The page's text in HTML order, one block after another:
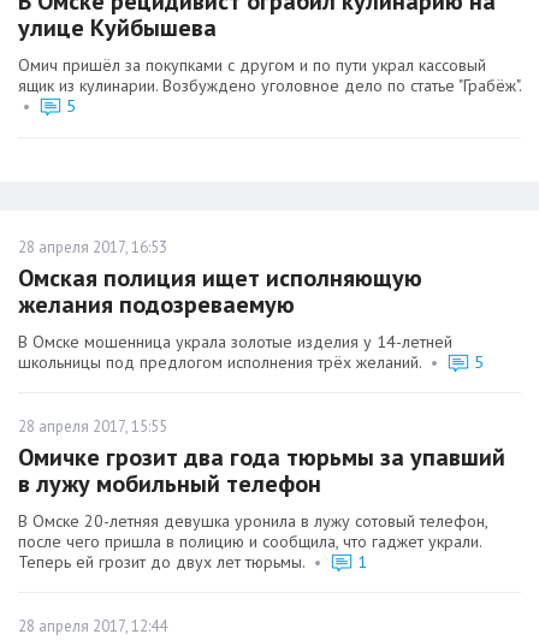
улице Куйбышева
Омич пришёл за покупками с другом и по пути украл кассовый
ящик из кулинарии. Возбуждено уголовное дело по статье "Грабёж".
•
5
28 апреля 2017, 16:53
Омская полиция ищет исполняющую
желания подозреваемую
В Омске мошенница украла золотые изделия у 14-летней
школьницы под предлогом исполнения трёх желаний. • 5
28 апреля 2017, 15:55
Омичке грозит два года тюрьмы за упавший
в лужу мобильный телефон
В Омске 20-летняя девушка уронила в лужу сотовый телефон,
после чего пришла в полицию и сообщила, что гаджет украли.
Теперь ей грозит до двух лет тюрьмы. • 1
28 апреля 2017, 12:44